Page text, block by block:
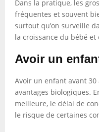
Dans la pratique, les
fréquentes et souvent
surtout qu’on surveille
la croissance du bébé
Avoir un
Avoir un enfant avant
avantages biologiques.
meilleure, le délai de
le risque de certaines